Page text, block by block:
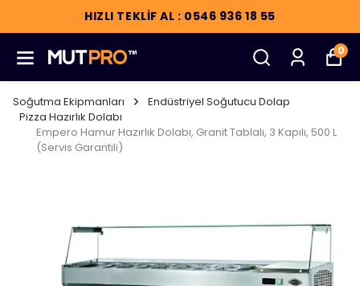
HIZLI TEKLİF AL : 0546 936 18 55
0
Soğutma Ekipmanları
Endüstriyel Soğutucu Dolap
Pizza Hazırlık Dolabı
Empero Hamur Hazırlık Dolabı, Granit Tablalı, 3 Kapılı, 500 L
(Servis Garantili)